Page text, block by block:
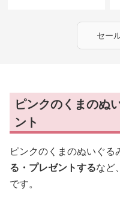
セー
ピンクのくまのぬ
ント
ピンクのくまのぬいぐる
る・プレゼントするなど
です。